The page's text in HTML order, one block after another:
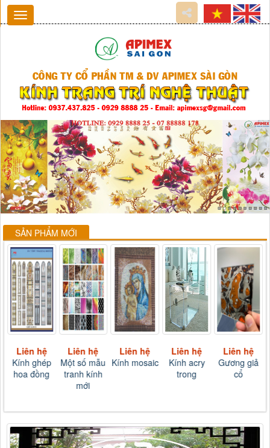
SẢN PHẨM MỚI
Liên hệ
Kính ghép
hoa đồng
Liên hệ
Một số mẫu
tranh kính
mới
Liên hệ
Kính mosaic
Liên hệ
Kính acry
trong
Liên hệ
Gương giả
cổ